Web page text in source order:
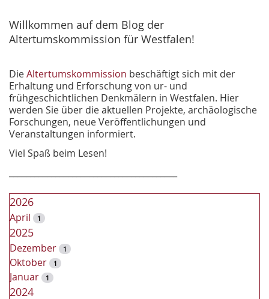
e
Willkommen auf dem Blog der
Altertumskommission für Westfalen!
DieAltertumskommission beschäftigt sich mit der
Erhaltung und Erforschung von ur- und
frühgeschichtlichen Denkmälern in Westfalen. Hier
werden Sie über die aktuellen Projekte, archäologische
Forschungen, neue Veröffentlichungen und
Veranstaltungen informiert.
Viel Spaß beim Lesen!
2026
April 1
2025
Dezember 1
Oktober 1
Januar 1
2024